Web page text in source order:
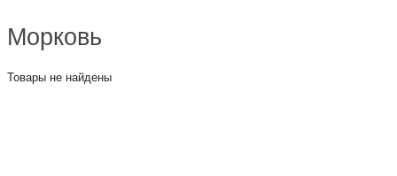
Морковь
Товары не найдены